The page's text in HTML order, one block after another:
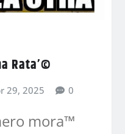
Rata’©
29, 2025 0
mora™